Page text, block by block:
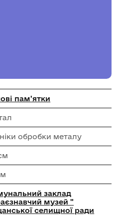
пам'ятки
обробки металу
заклад
музей "
селищної ради